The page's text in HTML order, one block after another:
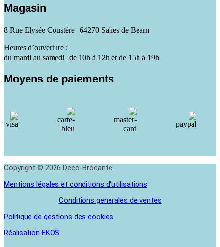
Magasin
8 Rue Elysée Coustère 64270 Salies de Béarn
Heures d’ouverture :
du mardi au samedi de 10h à 12h et de 15h à 19h
Moyens de paiements
Copyright © 2026 Deco-Brocante
Mentions légales et conditions d'utilisations
Conditions generales de ventes
Politique de gestions des cookies
Réalisation EKOS